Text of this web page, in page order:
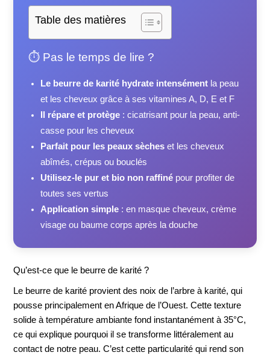
Table des matières
⏱️ Pas le temps de lire ?
Le beurre de karité hydrate intensément la peau
et les cheveux grâce à ses vitamines A, D, E et F
Il répare et protège : cicatrisant pour la peau, anti-
casse pour les cheveux
Parfait pour les peaux sèches et les cheveux
abîmés, crépus ou bouclés
Utilisez-le pur et bio non raffiné pour profiter de
toutes ses vertus
Application simple : en masque cheveux, crème
visage ou baume corps après la douche
Qu’est-ce que le beurre de karité ?
Le beurre de karité provient des noix de l’arbre à karité, qui
pousse principalement en Afrique de l’Ouest. Cette texture
solide à température ambiante fond instantanément à 35°C,
ce qui explique pourquoi il se transforme littéralement au
contact de notre peau. C’est cette particularité qui rend son